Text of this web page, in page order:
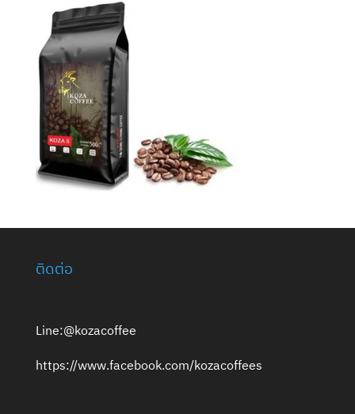
ติดต่อ
Line:@kozacoffee
https://www.facebook.com/kozacoffees